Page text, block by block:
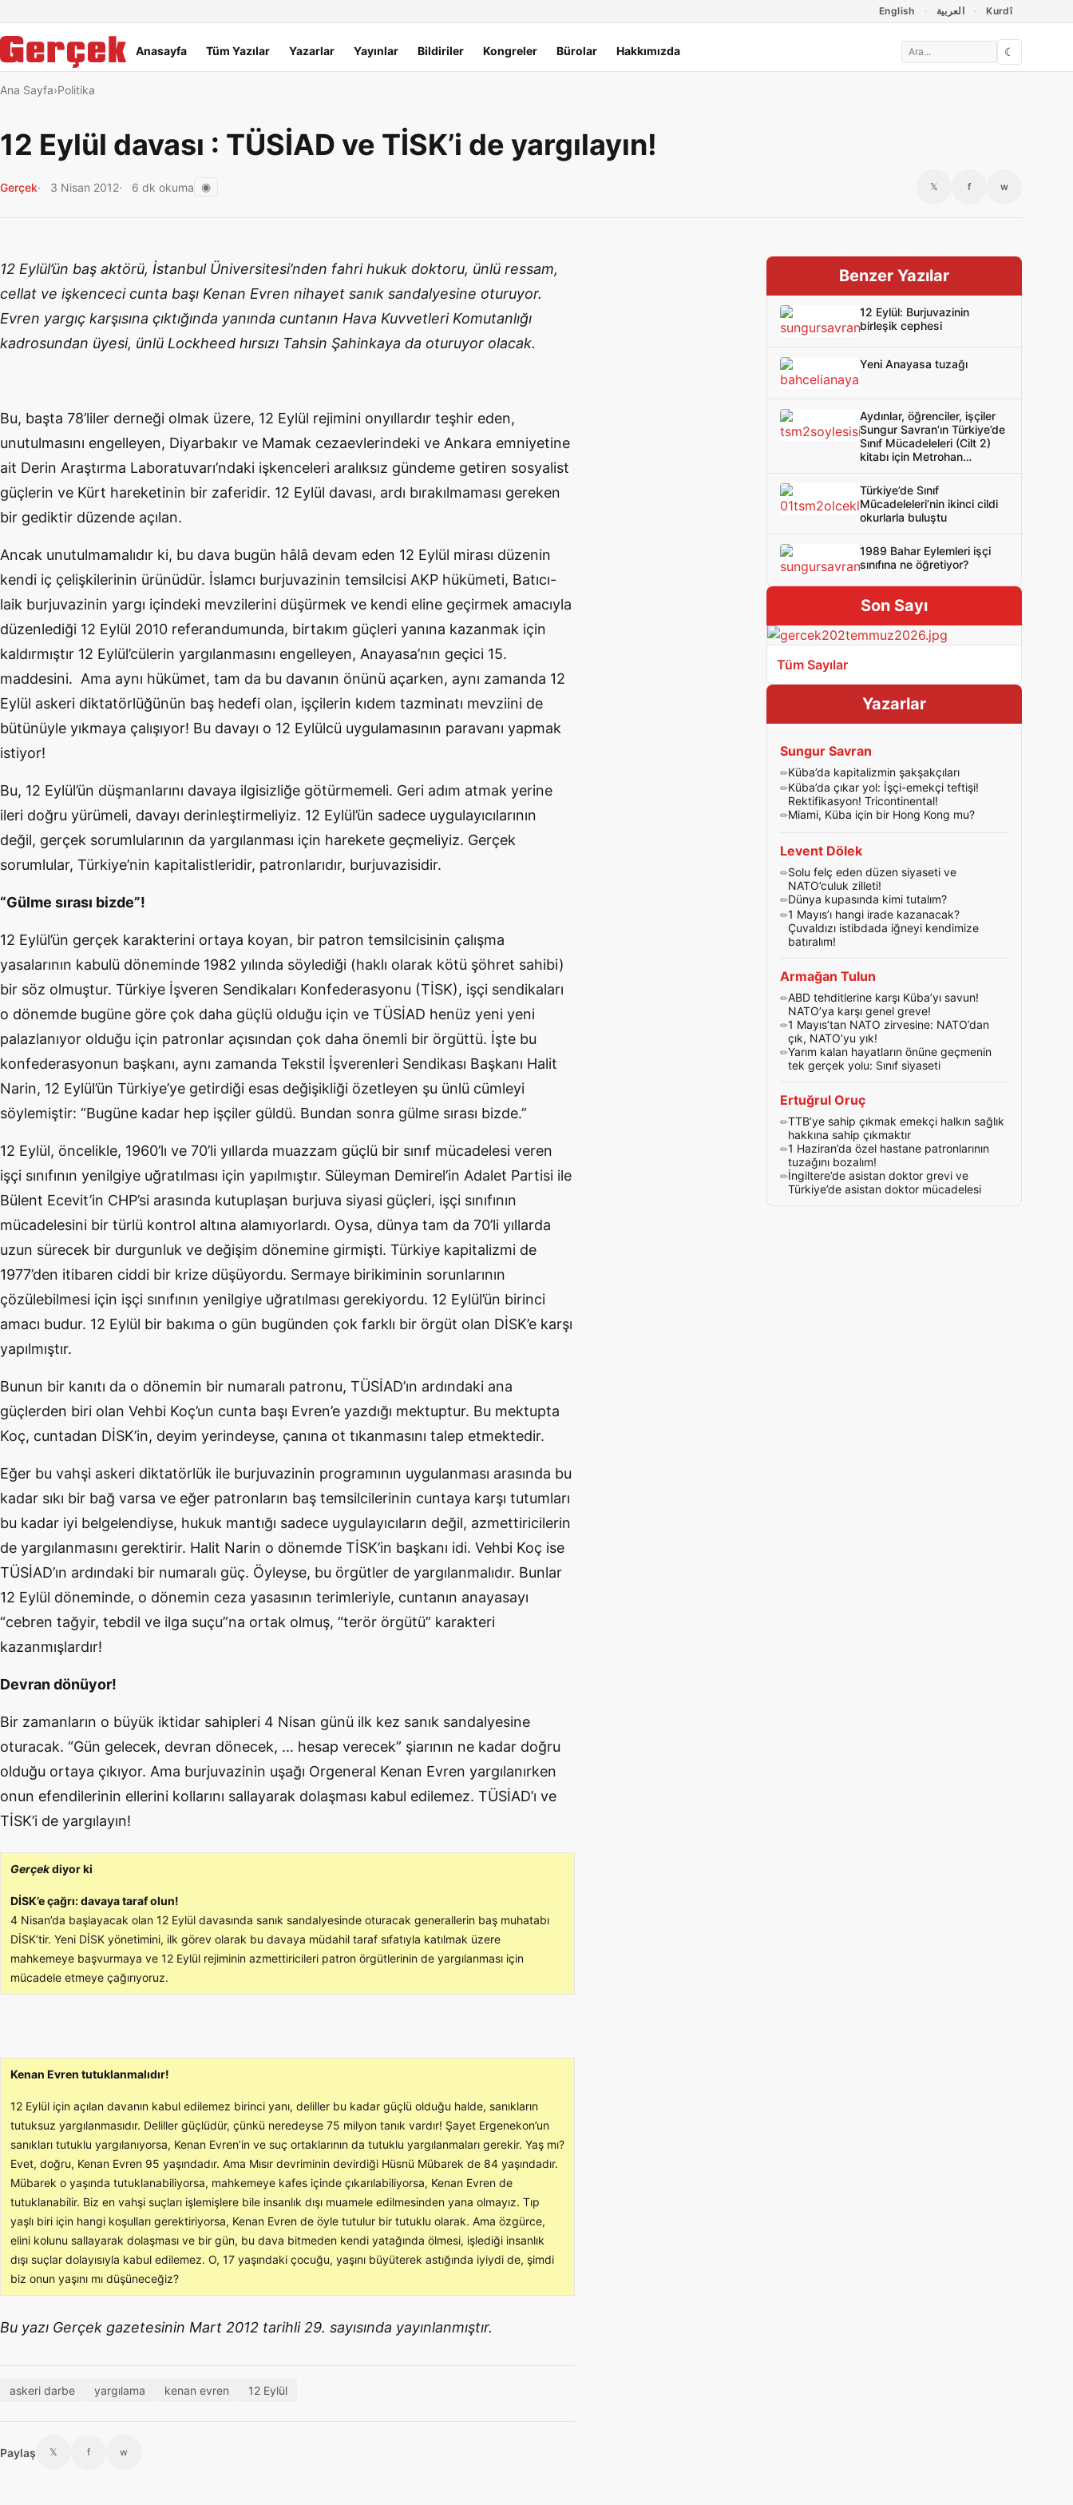
English العربية Kurdî
Ana menü
Anasayfa Tüm Yazılar Yazarlar Yayınlar Bildiriler Kongreler Bürolar Hakkımızda ☾
Ana Sayfa Politika
12 Eylül davası : TÜSİAD ve TİSK’i de yargılayın!
Gerçek 3 Nisan 2012 6 dk okuma ◉ 𝕏 f w
12 Eylül’ün baş aktörü, İstanbul Üniversitesi’nden fahri hukuk doktoru, ünlü ressam,
cellat ve işkenceci cunta başı Kenan Evren nihayet sanık sandalyesine oturuyor.
Evren yargıç karşısına çıktığında yanında cuntanın Hava Kuvvetleri Komutanlığı
kadrosundan üyesi, ünlü Lockheed hırsızı Tahsin Şahinkaya da oturuyor olacak.
Bu, başta 78’liler derneği olmak üzere, 12 Eylül rejimini onyıllardır teşhir eden,
unutulmasını engelleyen, Diyarbakır ve Mamak cezaevlerindeki ve Ankara emniyetine
ait Derin Araştırma Laboratuvarı’ndaki işkenceleri aralıksız gündeme getiren sosyalist
güçlerin ve Kürt hareketinin bir zaferidir. 12 Eylül davası, ardı bırakılmaması gereken
bir gediktir düzende açılan.
Ancak unutulmamalıdır ki, bu dava bugün hâlâ devam eden 12 Eylül mirası düzenin
kendi iç çelişkilerinin ürünüdür. İslamcı burjuvazinin temsilcisi AKP hükümeti, Batıcı-
laik burjuvazinin yargı içindeki mevzilerini düşürmek ve kendi eline geçirmek amacıyla
düzenlediği 12 Eylül 2010 referandumunda, birtakım güçleri yanına kazanmak için
kaldırmıştır 12 Eylül’cülerin yargılanmasını engelleyen, Anayasa’nın geçici 15.
maddesini. Ama aynı hükümet, tam da bu davanın önünü açarken, aynı zamanda 12
Eylül askeri diktatörlüğünün baş hedefi olan, işçilerin kıdem tazminatı mevziini de
bütünüyle yıkmaya çalışıyor! Bu davayı o 12 Eylülcü uygulamasının paravanı yapmak
istiyor!
Bu, 12 Eylül’ün düşmanlarını davaya ilgisizliğe götürmemeli. Geri adım atmak yerine
ileri doğru yürümeli, davayı derinleştirmeliyiz. 12 Eylül’ün sadece uygulayıcılarının
değil, gerçek sorumlularının da yargılanması için harekete geçmeliyiz. Gerçek
sorumlular, Türkiye’nin kapitalistleridir, patronlarıdır, burjuvazisidir.
“Gülme sırası bizde”!
12 Eylül’ün gerçek karakterini ortaya koyan, bir patron temsilcisinin çalışma
yasalarının kabulü döneminde 1982 yılında söylediği (haklı olarak kötü şöhret sahibi)
bir söz olmuştur. Türkiye İşveren Sendikaları Konfederasyonu (TİSK), işçi sendikaları
o dönemde bugüne göre çok daha güçlü olduğu için ve TÜSİAD henüz yeni yeni
palazlanıyor olduğu için patronlar açısından çok daha önemli bir örgüttü. İşte bu
konfederasyonun başkanı, aynı zamanda Tekstil İşverenleri Sendikası Başkanı Halit
Narin, 12 Eylül’ün Türkiye’ye getirdiği esas değişikliği özetleyen şu ünlü cümleyi
söylemiştir: “Bugüne kadar hep işçiler güldü. Bundan sonra gülme sırası bizde.”
12 Eylül, öncelikle, 1960’lı ve 70’li yıllarda muazzam güçlü bir sınıf mücadelesi veren
işçi sınıfının yenilgiye uğratılması için yapılmıştır. Süleyman Demirel’in Adalet Partisi ile
Bülent Ecevit’in CHP’si arasında kutuplaşan burjuva siyasi güçleri, işçi sınıfının
mücadelesini bir türlü kontrol altına alamıyorlardı. Oysa, dünya tam da 70’li yıllarda
uzun sürecek bir durgunluk ve değişim dönemine girmişti. Türkiye kapitalizmi de
1977’den itibaren ciddi bir krize düşüyordu. Sermaye birikiminin sorunlarının
çözülebilmesi için işçi sınıfının yenilgiye uğratılması gerekiyordu. 12 Eylül’ün birinci
amacı budur. 12 Eylül bir bakıma o gün bugünden çok farklı bir örgüt olan DİSK’e karşı
yapılmıştır.
Bunun bir kanıtı da o dönemin bir numaralı patronu, TÜSİAD’ın ardındaki ana
güçlerden biri olan Vehbi Koç’un cunta başı Evren’e yazdığı mektuptur. Bu mektupta
Koç, cuntadan DİSK’in, deyim yerindeyse, çanına ot tıkanmasını talep etmektedir.
Eğer bu vahşi askeri diktatörlük ile burjuvazinin programının uygulanması arasında bu
kadar sıkı bir bağ varsa ve eğer patronların baş temsilcilerinin cuntaya karşı tutumları
bu kadar iyi belgelendiyse, hukuk mantığı sadece uygulayıcıların değil, azmettiricilerin
de yargılanmasını gerektirir. Halit Narin o dönemde TİSK’in başkanı idi. Vehbi Koç ise
TÜSİAD’ın ardındaki bir numaralı güç. Öyleyse, bu örgütler de yargılanmalıdır. Bunlar
12 Eylül döneminde, o dönemin ceza yasasının terimleriyle, cuntanın anayasayı
“cebren tağyir, tebdil ve ilga suçu”na ortak olmuş, “terör örgütü” karakteri
kazanmışlardır!
Devran dönüyor!
Bir zamanların o büyük iktidar sahipleri 4 Nisan günü ilk kez sanık sandalyesine
oturacak. “Gün gelecek, devran dönecek, ... hesap verecek” şiarının ne kadar doğru
olduğu ortaya çıkıyor. Ama burjuvazinin uşağı Orgeneral Kenan Evren yargılanırken
onun efendilerinin ellerini kollarını sallayarak dolaşması kabul edilemez. TÜSİAD’ı ve
TİSK’i de yargılayın!
Gerçekdiyor ki
DİSK’e çağrı: davaya taraf olun!
4 Nisan’da başlayacak olan 12 Eylül davasında sanık sandalyesinde oturacak generallerin baş muhatabı
DİSK’tir. Yeni DİSK yönetimini, ilk görev olarak bu davaya müdahil taraf sıfatıyla katılmak üzere
mahkemeye başvurmaya ve 12 Eylül rejiminin azmettiricileri patron örgütlerinin de yargılanması için
mücadele etmeye çağırıyoruz.
Kenan Evren tutuklanmalıdır!
12 Eylül için açılan davanın kabul edilemez birinci yanı, deliller bu kadar güçlü olduğu halde, sanıkların
tutuksuz yargılanmasıdır. Deliller güçlüdür, çünkü neredeyse 75 milyon tanık vardır! Şayet Ergenekon’un
sanıkları tutuklu yargılanıyorsa, Kenan Evren’in ve suç ortaklarının da tutuklu yargılanmaları gerekir. Yaş mı?
Evet, doğru, Kenan Evren 95 yaşındadır. Ama Mısır devriminin devirdiği Hüsnü Mübarek de 84 yaşındadır.
Mübarek o yaşında tutuklanabiliyorsa, mahkemeye kafes içinde çıkarılabiliyorsa, Kenan Evren de
tutuklanabilir. Biz en vahşi suçları işlemişlere bile insanlık dışı muamele edilmesinden yana olmayız. Tıp
yaşlı biri için hangi koşulları gerektiriyorsa, Kenan Evren de öyle tutulur bir tutuklu olarak. Ama özgürce,
elini kolunu sallayarak dolaşması ve bir gün, bu dava bitmeden kendi yatağında ölmesi, işlediği insanlık
dışı suçlar dolayısıyla kabul edilemez. O, 17 yaşındaki çocuğu, yaşını büyüterek astığında iyiydi de, şimdi
biz onun yaşını mı düşüneceğiz?
Bu yazı Gerçek gazetesinin Mart 2012 tarihli 29. sayısında yayınlanmıştır.
askeri darbe yargılama kenan evren 12 Eylül
Paylaş 𝕏 f w
Benzer Yazılar
12 Eylül: Burjuvazinin
birleşik cephesi
Yeni Anayasa tuzağı
Aydınlar, öğrenciler, işçiler
Sungur Savran’ın Türkiye’de
Sınıf Mücadeleleri (Cilt 2)
kitabı için Metrohan
Türkiye’de Sınıf
Mücadeleleri’nin ikinci cildi
okurlarla buluştu
1989 Bahar Eylemleri işçi
sınıfına ne öğretiyor?
Son Sayı
Tüm Sayılar
Yazarlar
Sungur Savran
Küba’da kapitalizmin şakşakçıları
Küba’da çıkar yol: İşçi-emekçi teftişi!
Rektifikasyon! Tricontinental!
Miami, Küba için bir Hong Kong mu?
Levent Dölek
Solu felç eden düzen siyaseti ve
NATO’culuk zilleti!
Dünya kupasında kimi tutalım?
1 Mayıs’ı hangi irade kazanacak?
Çuvaldızı istibdada iğneyi kendimize
batıralım!
Armağan Tulun
ABD tehditlerine karşı Küba’yı savun!
NATO’ya karşı genel greve!
1 Mayıs’tan NATO zirvesine: NATO’dan
çık, NATO’yu yık!
Yarım kalan hayatların önüne geçmenin
tek gerçek yolu: Sınıf siyaseti
Ertuğrul Oruç
TTB’ye sahip çıkmak emekçi halkın sağlık
hakkına sahip çıkmaktır
1 Haziran’da özel hastane patronlarının
tuzağını bozalım!
İngiltere’de asistan doktor grevi ve
Türkiye’de asistan doktor mücadelesi